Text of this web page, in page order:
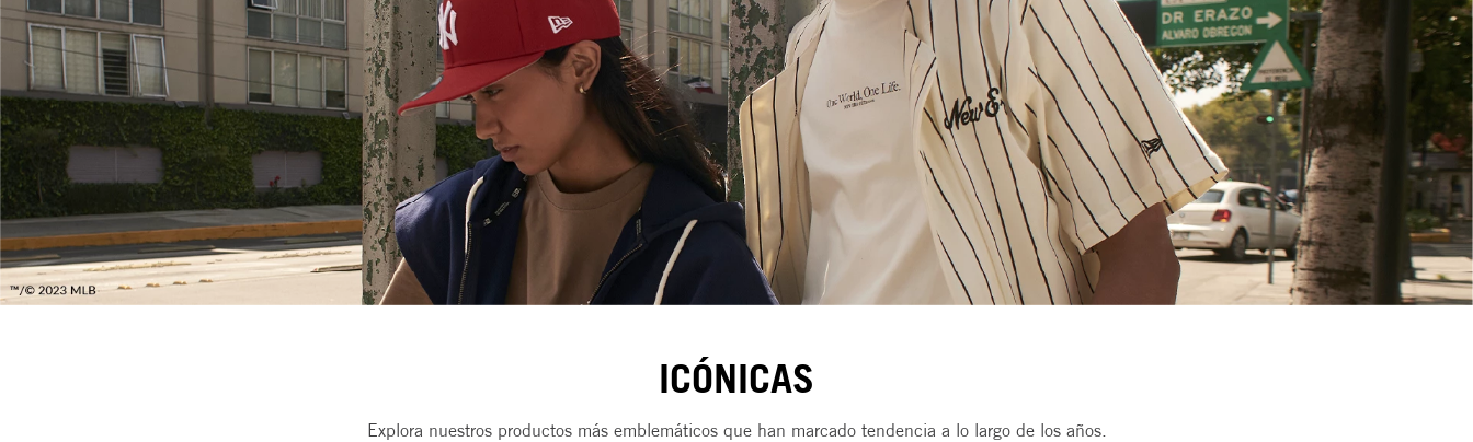
ICÓNICAS
Explora nuestros productos más emblemáticos que han marcado tendencia a lo largo de los años.